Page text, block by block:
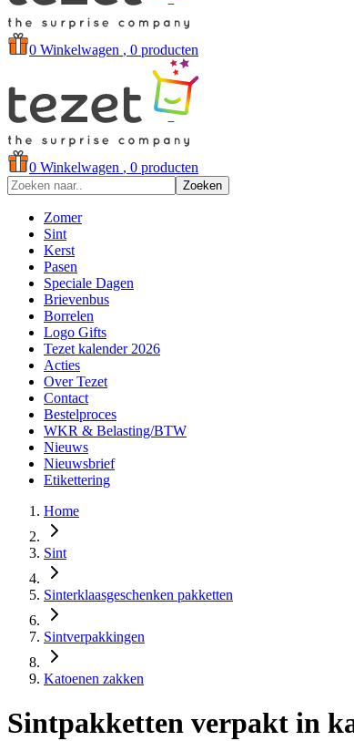
0 Winkelwagen , 0 producten
0 Winkelwagen , 0 producten
Zoeken
Zomer
Sint
Kerst
Pasen
Speciale Dagen
Brievenbus
Borrelen
Logo Gifts
Tezet kalender 2026
Acties
Over Tezet
Contact
Bestelproces
WKR & Belasting/BTW
Nieuws
Nieuwsbrief
Etikettering
Home
Sint
Sinterklaasgeschenken pakketten
Sintverpakkingen
Katoenen zakken
Sintpakketten verpakt in